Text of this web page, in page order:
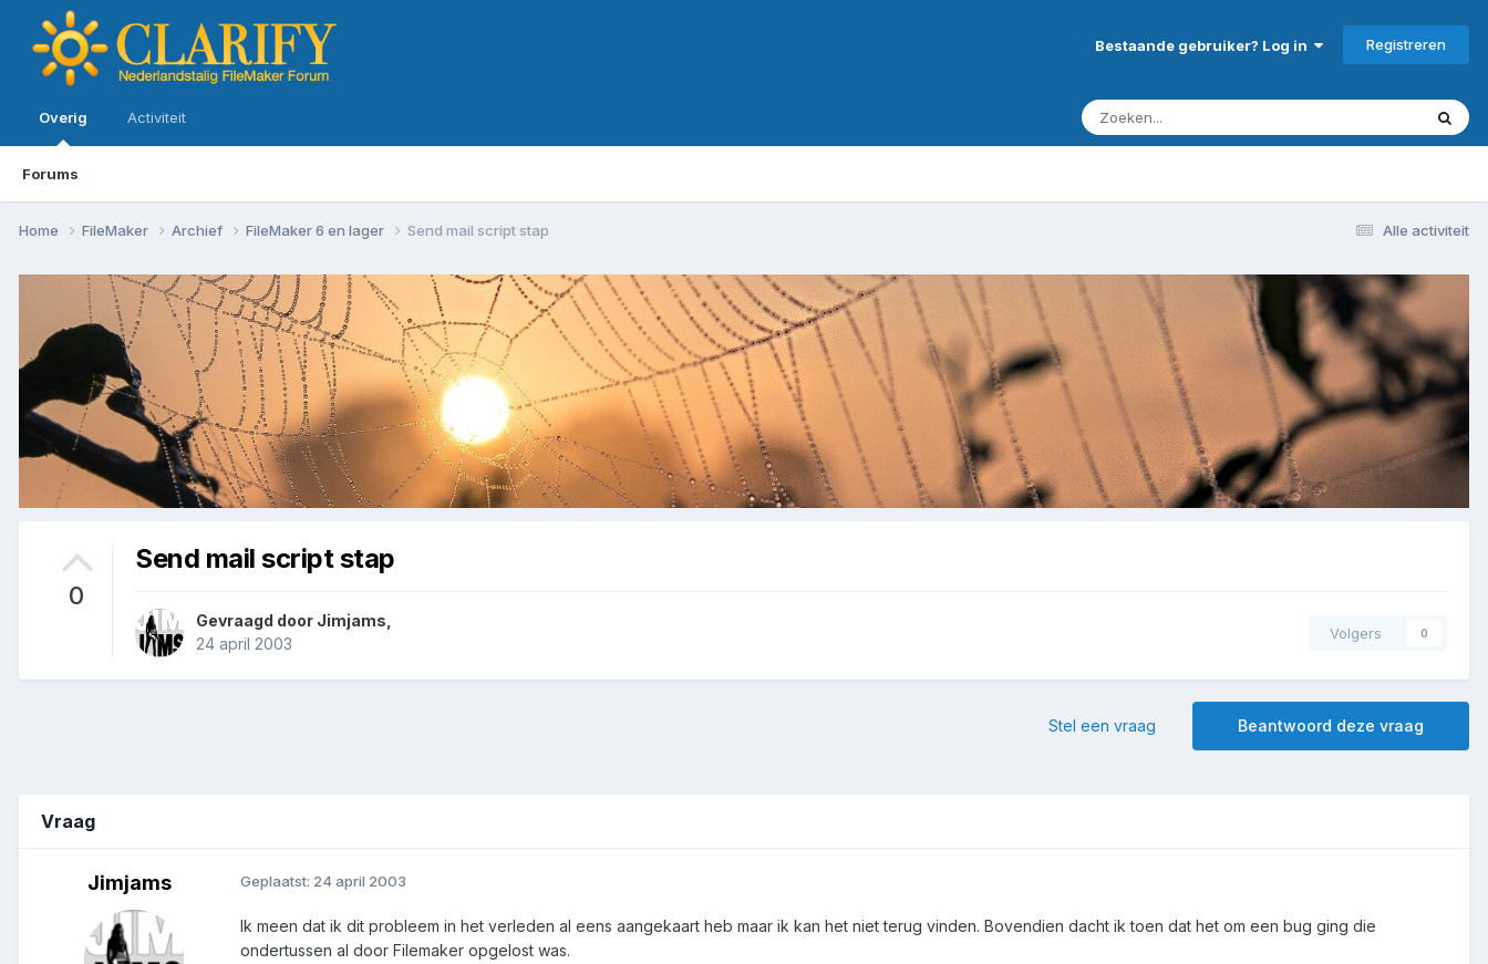
Bestaande gebruiker? Log in Registreren
Overig
Forums
Activiteit
Alle activiteit
Home FileMaker Archief FileMaker 6 en lager Send mail script stap
0
Send mail script stap
Gevraagd door Jimjams
24 april 2003
Volgers 0
Beantwoord deze vraag
Stel een vraag
Vraag
Jimjams Geplaatst: 24 april 2003
Ik meen dat ik dit probleem in het verleden al eens aangekaart heb maar ik kan het niet terug vinden. Bovendien dacht ik toen dat het om een bug ging die
ondertussen al door Filemaker opgelost was.